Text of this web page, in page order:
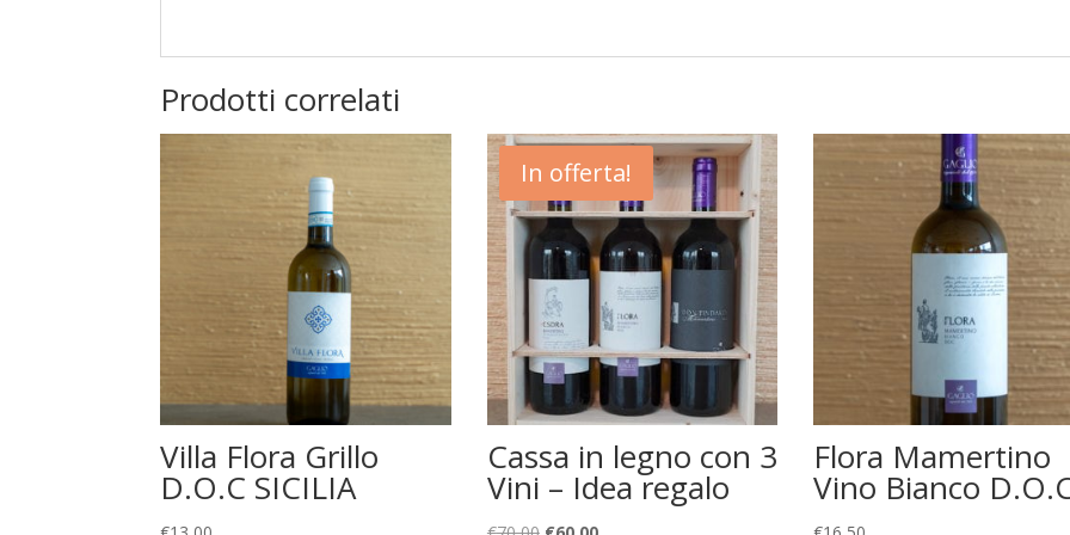
Prodotti correlati
Villa Flora Grillo
D.O.C SICILIA
In offerta!
Cassa in legno con 3
Vini – Idea regalo
Il Il
Flora Mamertino
Vino Bianco